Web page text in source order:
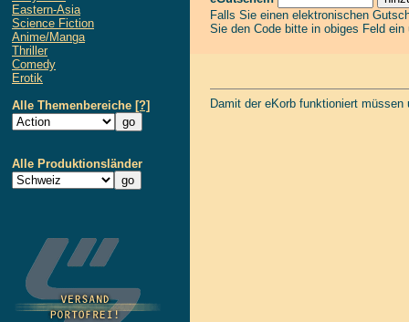
Eastern-Asia
Science Fiction
Anime/Manga
Thriller
Comedy
Erotik
Alle Themenbereiche [?]
Alle Produktionsländer
Falls Sie einen elektronischen
Sie den Code bitte in obiges Feld
Damit der eKorb funktioniert